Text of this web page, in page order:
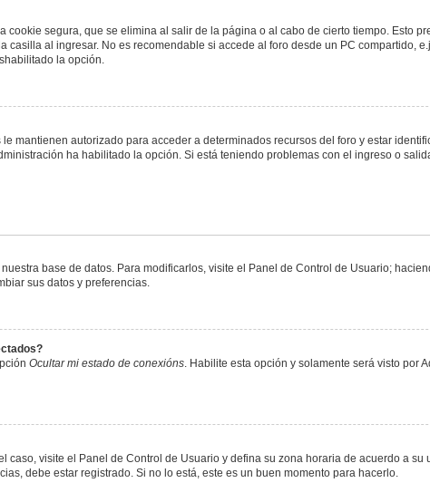
segura, que se elimina al salir de la página o al cabo de cierto tiempo. Esto
al ingresar. No es recomendable si accede al foro desde un PC compartido,
la opción.
mantienen autorizado para acceder a determinados recursos del foro y estar
ha habilitado la opción. Si está teniendo problemas con el ingreso o
base de datos. Para modificarlos, visite el Panel de Control de Usuario;
sus datos y preferencias.
Ocultar mi estado de conexións. Habilite esta opción y solamente será visto por
visite el Panel de Control de Usuario y defina su zona horaria de acuerdo a su
debe estar registrado. Si no lo está, este es un buen momento para hacerlo.